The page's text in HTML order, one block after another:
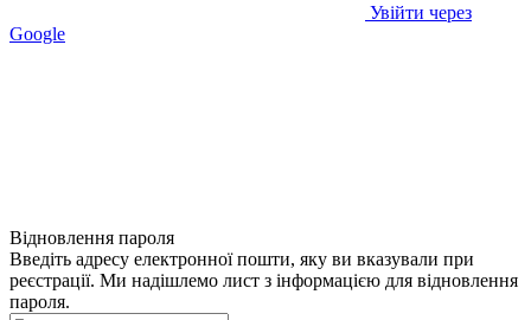
Увійти через
Google
Відновлення пароля
Введіть адресу електронної пошти, яку ви вказували при
реєстрації. Ми надішлемо лист з інформацією для відновлення
пароля.